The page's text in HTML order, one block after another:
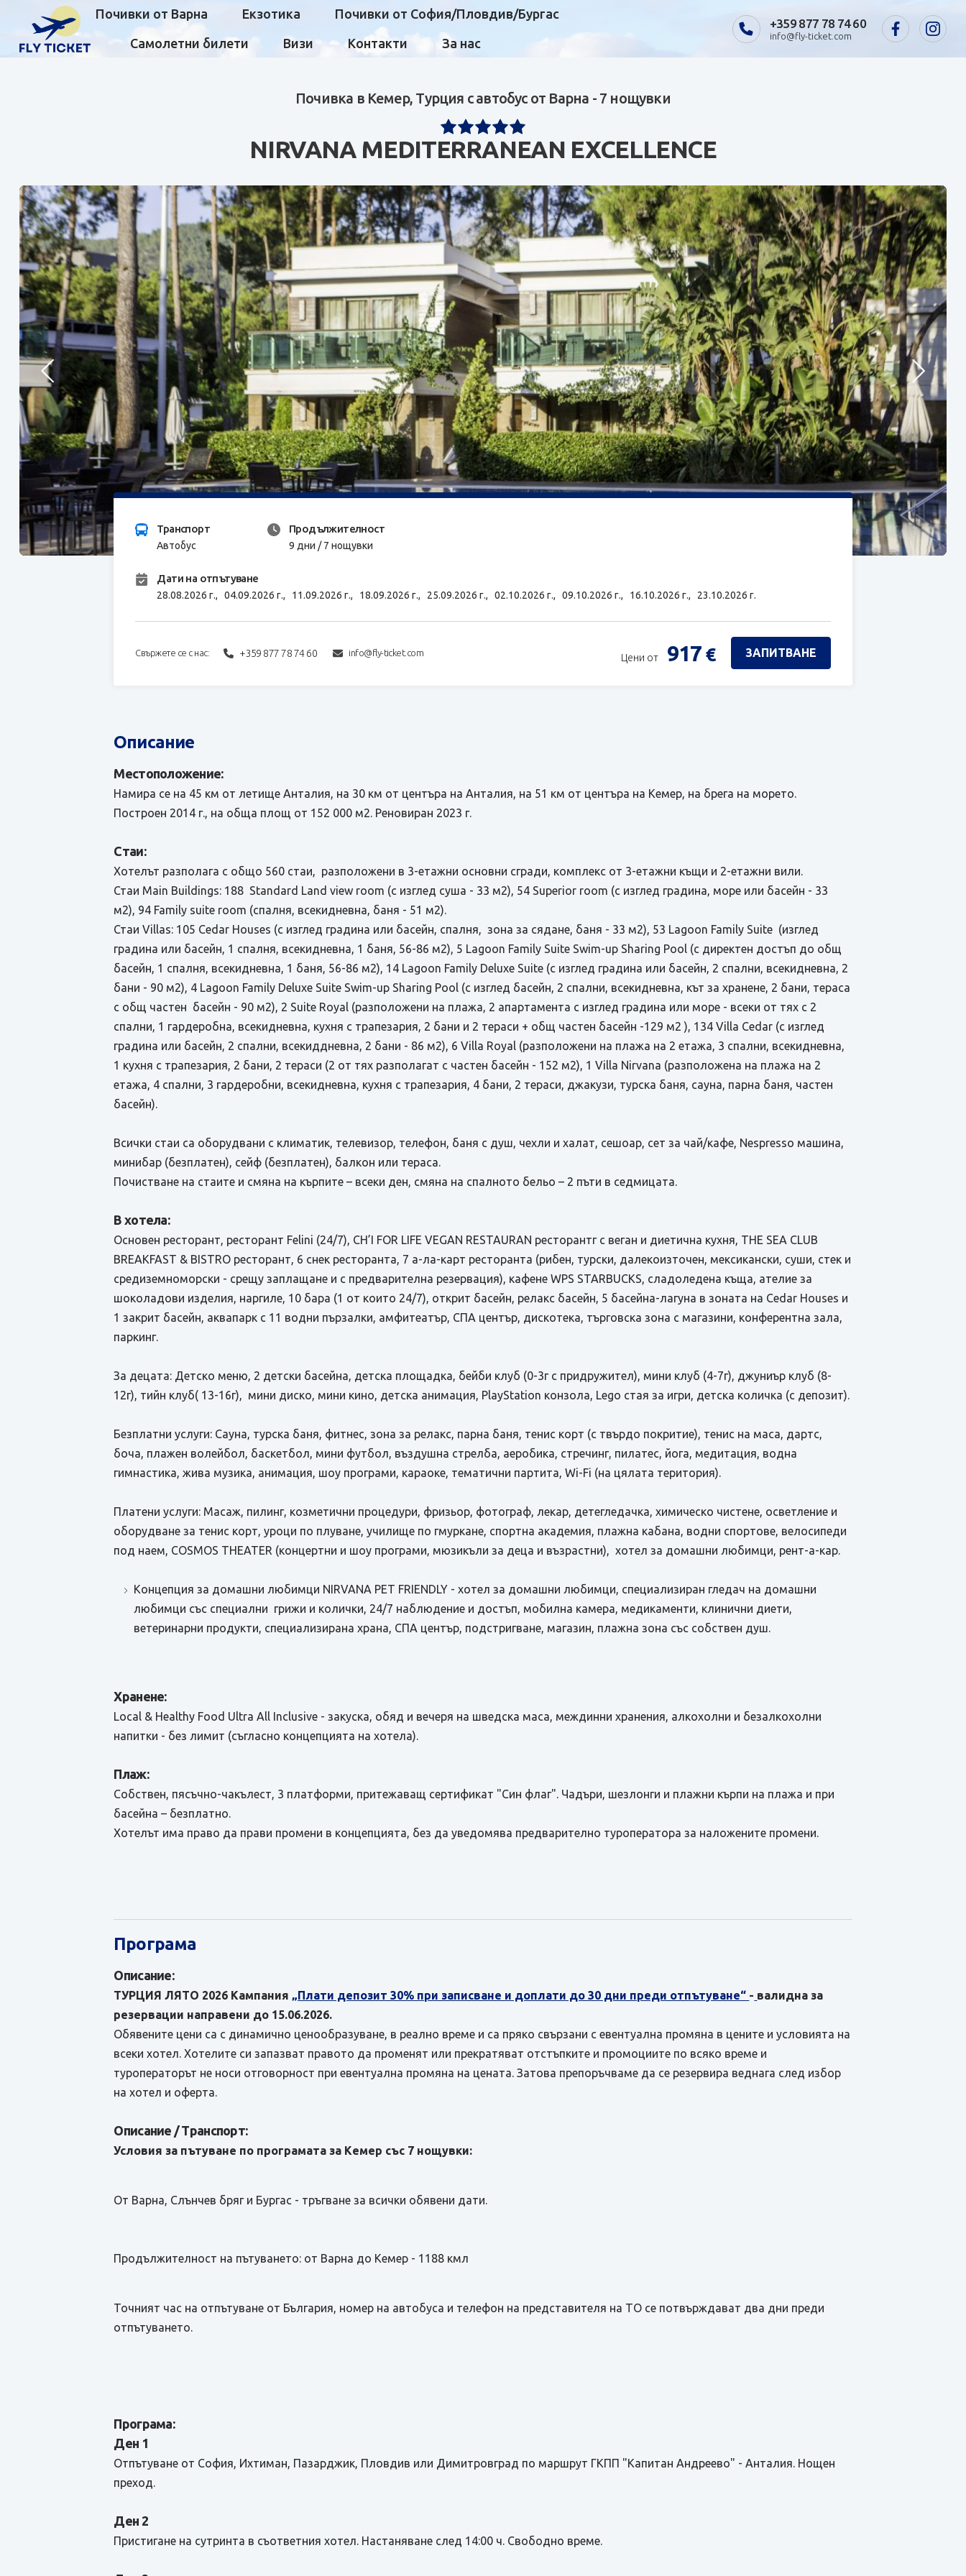
Почивки от Варна Екзотика Почивки от София/Пловдив/Бургас
Самолетни билети Визи Контакти За нас
+359 877 78 74 60
info@fly-ticket.com
Почивка в Кемер, Турция с автобус от Варна - 7 нощувки
NIRVANA MEDITERRANEAN EXCELLENCE
Транспорт
Автобус
Продължителност
9 дни / 7 нощувки
Дати на отпътуване
28.08.2026 г.,04.09.2026 г., 11.09.2026 г., 18.09.2026 г., 25.09.2026 г.,02.10.2026 г.,09.10.2026 г., 16.10.2026 г., 23.10.2026 г.
Свържете се с нас: +359 877 78 74 60 info@fly-ticket.com Цени от 917 € ЗАПИТВАНЕ
Описание
Местоположение:
Намира се на 45 км от летище Анталия, на 30 км от центъра на Анталия, на 51 км от центъра на Кемер, на брега на морето.
Построен 2014 г., на обща площ от 152 000 м2. Реновиран 2023 г.
Стаи:
Хотелът разполага с общо 560 стаи, разположени в 3-етажни основни сгради, комплекс от 3-етажни къщи и 2-етажни вили.
Стаи Main Buildings: 188 Standard Land view room (с изглед суша - 33 м2), 54 Superior room (с изглед градина, море или басейн - 33
м2), 94 Family suite room (спалня, всекидневна, баня - 51 м2).
Стаи Villas: 105 Cedar Houses (с изглед градина или басейн, спалня, зона за сядане, баня - 33 м2), 53 Lagoon Family Suite (изглед
градина или басейн, 1 спалня, всекидневна, 1 баня, 56-86 м2), 5 Lagoon Family Suite Swim-up Sharing Pool (с директен достъп до общ
басейн, 1 спалня, всекидневна, 1 баня, 56-86 м2), 14 Lagoon Family Deluxe Suite (с изглед градина или басейн, 2 спални, всекидневна, 2
бани - 90 м2), 4 Lagoon Family Deluxe Suite Swim-up Sharing Pool (с изглед басейн, 2 спални, всекидневна, кът за хранене, 2 бани, тераса
с общ частен басейн - 90 м2), 2 Suite Royal (разположени на плажа, 2 апартамента с изглед градина или море - всеки от тях с 2
спални, 1 гардеробна, всекидневна, кухня с трапезария, 2 бани и 2 тераси + общ частен басейн -129 м2 ), 134 Villa Cedar (с изглед
градина или басейн, 2 спални, всекиддневна, 2 бани - 86 м2), 6 Villa Royal (разположени на плажа на 2 етажа, 3 спални, всекидневна,
1 кухня с трапезария, 2 бани, 2 тераси (2 от тях разполагат с частен басейн - 152 м2), 1 Villa Nirvana (разположена на плажа на 2
етажа, 4 спални, 3 гардеробни, всекидневна, кухня с трапезария, 4 бани, 2 тераси, джакузи, турска баня, сауна, парна баня, частен
басейн).
Всички стаи са оборудвани с климатик, телевизор, телефон, баня с душ, чехли и халат, сешоар, сет за чай/кафе, Nespresso машина,
минибар (безплатен), сейф (безплатен), балкон или тераса.
Почистване на стаите и смяна на кърпите – всеки ден, смяна на спалното бельо – 2 пъти в седмицата.
В хотела:
Основен ресторант, ресторант Felini (24/7), CH’I FOR LIFE VEGAN RESTAURAN ресторантг с веган и диетична кухня, THE SEA CLUB
BREAKFAST & BISTRO ресторант, 6 снек ресторанта, 7 а-ла-карт ресторанта (рибен, турски, далекоизточен, мексикански, суши, стек и
средиземноморски - срещу заплащане и с предварителна резервация), кафене WPS STARBUCKS, сладоледена къща, ателие за
шоколадови изделия, наргиле, 10 бара (1 от които 24/7), открит басейн, релакс басейн, 5 басейна-лагуна в зоната на Cedar Houses и
1 закрит басейн, аквапарк с 11 водни пързалки, амфитеатър, СПА център, дискотека, търговска зона с магазини, конферентна зала,
паркинг.
За децата: Детско меню, 2 детски басейна, детска площадка, бейби клуб (0-3г с придружител), мини клуб (4-7г), джуниър клуб (8-
12г), тийн клуб( 13-16г), мини диско, мини кино, детска анимация, PlayStation конзола, Lego стая за игри, детска количка (с депозит).
Безплатни услуги: Сауна, турска баня, фитнес, зона за релакс, парна баня, тенис корт (с твърдо покритие), тенис на маса, дартс,
боча, плажен волейбол, баскетбол, мини футбол, въздушна стрелба, аеробика, стречинг, пилатес, йога, медитация, водна
гимнастика, жива музика, анимация, шоу програми, караоке, тематични партита, Wi-Fi (на цялата територия).
Платени услуги: Масаж, пилинг, козметични процедури, фризьор, фотограф, лекар, детегледачка, химическо чистене, осветление и
оборудване за тенис корт, уроци по плуване, училище по гмуркане, спортна академия, плажна кабана, водни спортове, велосипеди
под наем, COSMOS THEATER (концертни и шоу програми, мюзикъли за деца и възрастни), хотел за домашни любимци, рент-а-кар.
Концепция за домашни любимци NIRVANA PET FRIENDLY - хотел за домашни любимци, специализиран гледач на домашни
любимци със специални грижи и колички, 24/7 наблюдение и достъп, мобилна камера, медикаменти, клинични диети,
ветеринарни продукти, специализирана храна, СПА център, подстригване, магазин, плажна зона със собствен душ.
Хранене:
Local & Healthy Food Ultra All Inclusive - закуска, обяд и вечеря на шведска маса, междинни хранения, алкохолни и безалкохолни
напитки - без лимит (съгласно концепцията на хотела).
Плаж:
Собствен, пясъчно-чакълест, 3 платформи, притежаващ сертификат "Син флаг". Чадъри, шезлонги и плажни кърпи на плажа и при
басейна – безплатно.
Хотелът има право да прави промени в концепцията, без да уведомява предварително туроператора за наложените промени.
Програма
Описание:
ТУРЦИЯ ЛЯТО 2026 Кампания „Плати депозит 30% при записване и доплати до 30 дни преди отпътуване“ - валидна за
резервации направени до 15.06.2026.
Обявените цени са с динамично ценообразуване, в реално време и са пряко свързани с евентуална промяна в цените и условията на
всеки хотел. Хотелите си запазват правото да променят или прекратяват отстъпките и промоциите по всяко време и
туроператорът не носи отговорност при евентуална промяна на цената. Затова препоръчваме да се резервира веднага след избор
на хотел и оферта.
Описание / Транспорт:
Условия за пътуване по програмата за Кемер със 7 нощувки:
От Варна, Слънчев бряг и Бургас - тръгване за всички обявени дати.
Продължителност на пътуването: от Варна до Кемер - 1188 кмл
Точният час на отпътуване от България, номер на автобуса и телефон на представителя на TО се потвърждават два дни преди
отпътуването.
Програма:
Ден 1
Отпътуване от София, Ихтиман, Пазарджик, Пловдив или Димитровград по маршрут ГКПП "Капитан Андреево" - Анталия. Нощен
преход.
Ден 2
Пристигане на сутринта в съответния хотел. Настаняване след 14:00 ч. Свободно време.